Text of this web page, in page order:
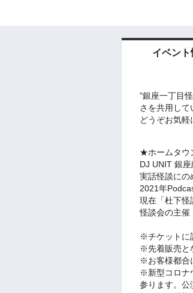
イベント
"銀座一丁目
さを共用して
どうぞお気軽
★ホームタ
DJ UNIT 銀座
実話怪談にの
2021年
現在「杜下怪
怪談会の主催
※チケットに
※先着販売と
※お客様都合
※新型コロナ
参ります。公